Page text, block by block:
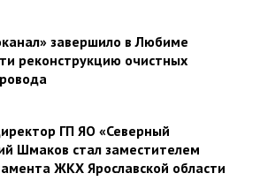
завершило в Любиме
реконструкцию очистных
ГП ЯО «Северный
Шмаков стал заместителем
ЖКХ Ярославской области